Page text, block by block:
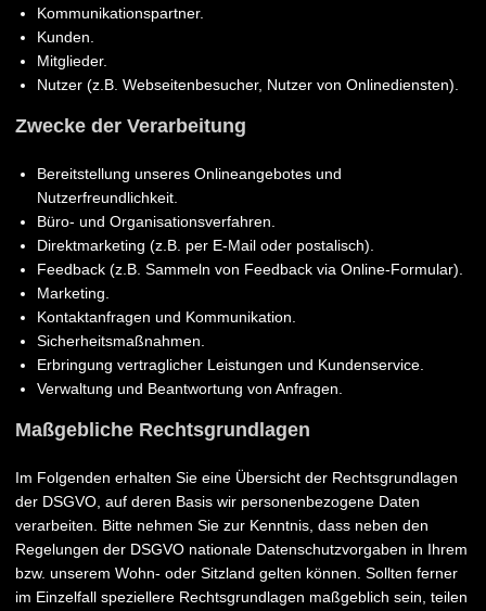
Kommunikationspartner.
Kunden.
Mitglieder.
Nutzer (z.B. Webseitenbesucher, Nutzer von Onlinediensten).
Zwecke der Verarbeitung
Bereitstellung unseres Onlineangebotes und
Nutzerfreundlichkeit.
Büro- und Organisationsverfahren.
Direktmarketing (z.B. per E-Mail oder postalisch).
Feedback (z.B. Sammeln von Feedback via Online-Formular).
Marketing.
Kontaktanfragen und Kommunikation.
Sicherheitsmaßnahmen.
Erbringung vertraglicher Leistungen und Kundenservice.
Verwaltung und Beantwortung von Anfragen.
Maßgebliche Rechtsgrundlagen
Im Folgenden erhalten Sie eine Übersicht der Rechtsgrundlagen
der DSGVO, auf deren Basis wir personenbezogene Daten
verarbeiten. Bitte nehmen Sie zur Kenntnis, dass neben den
Regelungen der DSGVO nationale Datenschutzvorgaben in Ihrem
bzw. unserem Wohn- oder Sitzland gelten können. Sollten ferner
im Einzelfall speziellere Rechtsgrundlagen maßgeblich sein, teilen